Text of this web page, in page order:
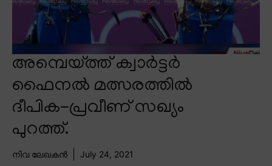
അമ്പെയ്ത്ത് ക്വാർട്ടർ
ഫൈനൽ മത്സരത്തിൽ
ദീപിക-പ്രവീണ് സഖ്യം
പുറത്ത്.
നിവ ലേഖകൻ July 24, 2021